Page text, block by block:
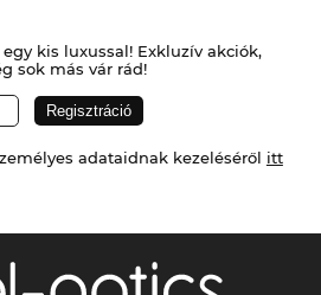
kis luxussal! Exkluzív akciók,
sok más vár rád!
adataidnak kezeléséről itt